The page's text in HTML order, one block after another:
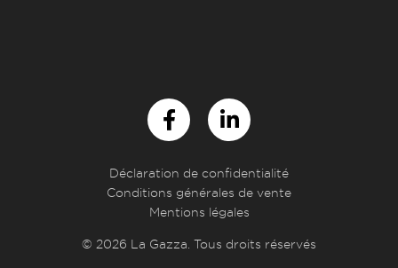
Déclaration de confidentialité
Conditions générales de vente
Mentions légales
© 2026 La Gazza. Tous droits réservés